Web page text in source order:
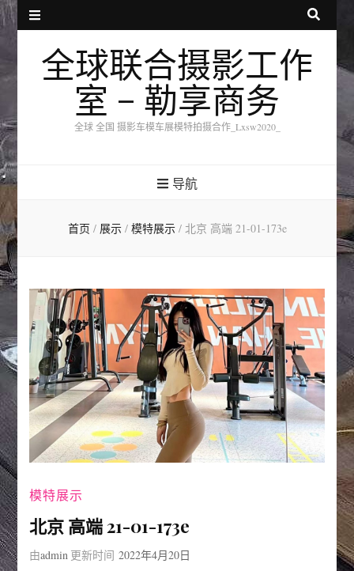
全球联合摄影工作
室 – 勒享商务
全球 全国 摄影车模车展模特拍摄合作_Lxsw2020_
导航
首页 / 展示 / 模特展示 / 北京 高端 21-01-173e
模特展示
北京 高端 21-01-173e
由admin 更新时间 2022年4月20日